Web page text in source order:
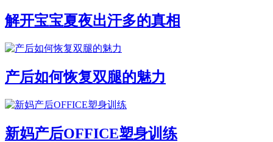
解开宝宝夏夜出汗多的真相
产后如何恢复双腿的魅力
新妈产后OFFICE塑身训练